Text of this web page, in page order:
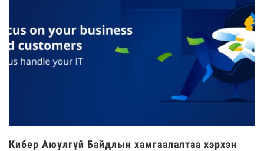
Кибер Аюулгүй Байдлын хамгаалалтаа хэрхэн